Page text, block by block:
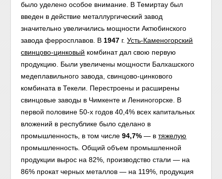
было уделено особое внимание. В Темиртау был
введен в действие металлургический завод
значительно увеличились мощности Актюбинского
завода ферросплавов. В 1947 г.Усть-Каменогорский
свинцово-цинковый комбинат дал свою первую
продукцию. Были увеличены мощности Балхашского
медеплавильного завода, свинцово-цинкового
комбината в Текели. Перестроены и расширены
свинцовые заводы в Чимкенте и Лениногорске. В
первой половине 50-х годов 40,4% всех капитальных
вложений в республике было сделано в
промышленность, в том числе94,7%— втяжелую
промышленность. Общий объем промышленной
продукции вырос на 82%, производство стали — на
86% прокат черных металлов — на 119%, продукция